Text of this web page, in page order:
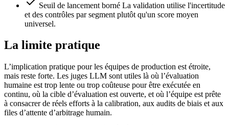
Seuil de lancement borné La validation utilise l'incertitude
et des contrôles par segment plutôt qu'un score moyen
universel.
La limite pratique
L’implication pratique pour les équipes de production est étroite,
mais reste forte. Les juges LLM sont utiles là où l’évaluation
humaine est trop lente ou trop coûteuse pour être exécutée en
continu, où la cible d’évaluation est ouverte, et où l’équipe est prête
à consacrer de réels efforts à la calibration, aux audits de biais et aux
files d’attente d’arbitrage humain.